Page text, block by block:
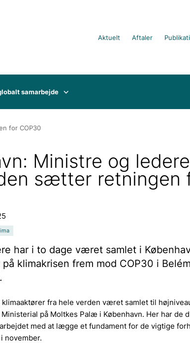
Aktuelt Aftaler
samarbejde
for COP30
Ministre og
sætter retningen
har i to dage været samlet i
klimakrisen frem mod COP30 i
klimaaktører fra hele verden været samlet til
på Moltkes Palæ i København. Her har de
med at lægge et fundament for de vigtige
november.